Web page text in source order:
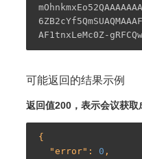
AF1tnxLeMc0Z-
可能返回的结果示例
返回值200，表示会议获取
{
  "
error": 0 ,